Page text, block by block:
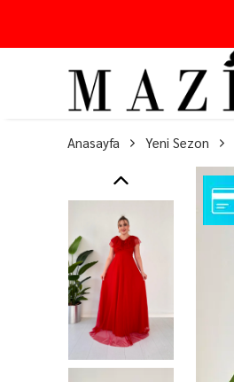
Anasayfa Yeni Sezon